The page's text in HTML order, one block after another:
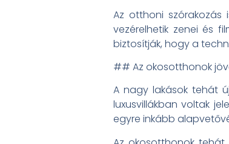
Az otthoni szórakozás
vezérelhetik zenei és
biztosítják, hogy a
## Az okosotthonok
A nagy lakások tehát
luxusvillákban voltak
egyre inkább